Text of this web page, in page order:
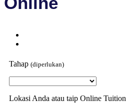
Tahap (diperlukan)
Lokasi Anda atau taip Online Tuition